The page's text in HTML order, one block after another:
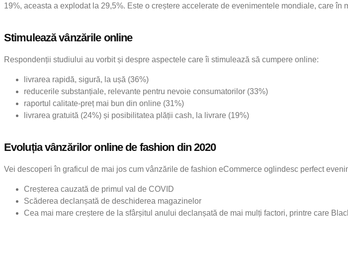
19%, aceasta a explodat la 29,5%. Este o creștere accelerate de evenimentele mondiale, care în
Stimulează vânzările online
Respondenții studiului au vorbit și despre aspectele care îi stimulează să cumpere online:
livrarea rapidă, sigură, la ușă (36%)
reducerile substanțiale, relevante pentru nevoie consumatorilor (33%)
raportul calitate-preț mai bun din online (31%)
livrarea gratuită (24%) și posibilitatea plății cash, la livrare (19%)
Evoluția vânzărilor online de fashion din 2020
Vei descoperi în graficul de mai jos cum vânzările de fashion eCommerce oglindesc perfect
Creșterea cauzată de primul val de COVID
Scăderea declanșată de deschiderea magazinelor
Cea mai mare creștere de la sfârșitul anului declanșată de mai mulți factori, printre care